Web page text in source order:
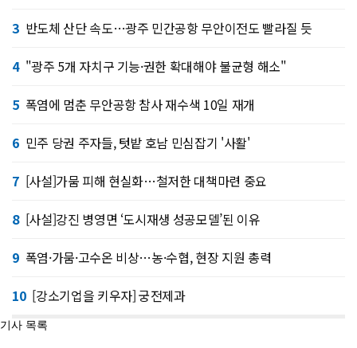
3 반도체 산단 속도…광주 민간공항 무안이전도 빨라질 듯
4 "광주 5개 자치구 기능·권한 확대해야 불균형 해소"
5 폭염에 멈춘 무안공항 참사 재수색 10일 재개
6 민주 당권 주자들, 텃밭 호남 민심잡기 '사활'
7 [사설]가뭄 피해 현실화…철저한 대책마련 중요
8 [사설]강진 병영면 ‘도시재생 성공모델’된 이유
9 폭염·가뭄·고수온 비상…농·수협, 현장 지원 총력
10 [강소기업을 키우자] 궁전제과
기사 목록